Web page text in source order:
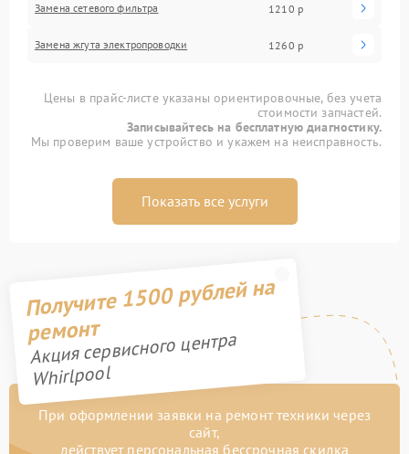
Замена сетевого фильтра 1210 р
Замена жгута электропроводки 1260 р
Цены в прайс-листе указаны ориентировочные, без учета
стоимости запчастей.
Записывайтесь на бесплатную диагностику.
Мы проверим ваше устройство и укажем на неисправность.
Показать все услуги
Получите 1500 рублей на
ремонт
Акция сервисного центра
Whirlpool
При оформлении заявки на ремонт техники через
сайт,
действует персональная бессрочная скидка